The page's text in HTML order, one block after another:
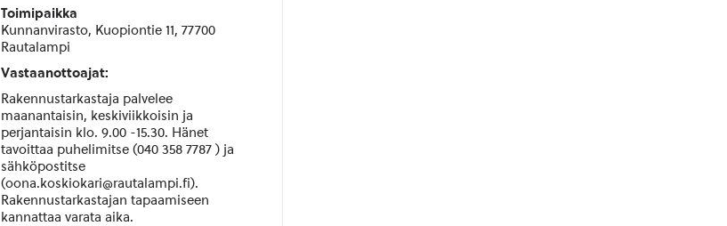
Toimipaikka
Kunnanvirasto, Kuopiontie 11, 77700
Rautalampi
Vastaanottoajat:
Rakennustarkastaja palvelee
maanantaisin, keskiviikkoisin ja
perjantaisin klo. 9.00 -15.30. Hänet
tavoittaa puhelimitse (040 358 7787 ) ja
sähköpostitse
(oona.koskiokari@rautalampi.fi).
Rakennustarkastajan tapaamiseen
kannattaa varata aika.